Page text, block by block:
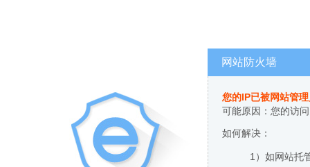
网站防火墙
您的IP已被网站管
可能原因：您的访
如何解决：
1）如网站托